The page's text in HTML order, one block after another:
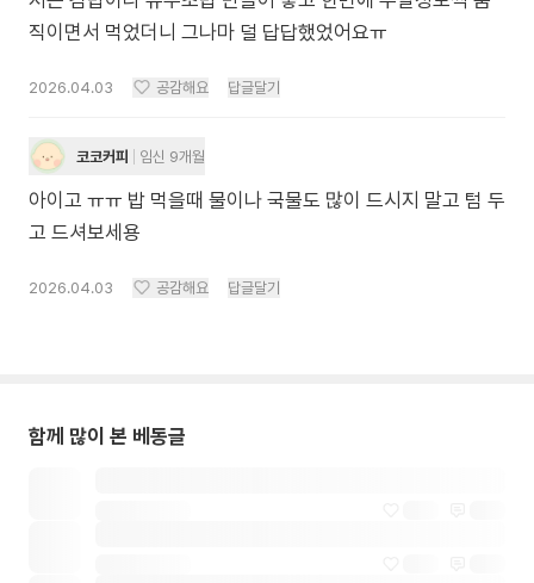
직이면서 먹었더니 그나마 덜 답답했었어요ㅠ
2026.04.03 공감해요 답글달기
코코커피 임신 9개월
아이고 ㅠㅠ 밥 먹을때 물이나 국물도 많이 드시지 말고 텀 두
고 드셔보세용
2026.04.03 공감해요 답글달기
함께 많이 본 베동글